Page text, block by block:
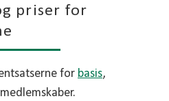
priser for
for basis,
medlemskaber.